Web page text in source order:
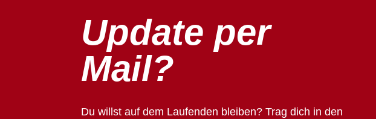
Update per
Mail?
Du willst auf dem Laufenden bleiben? Trag dich in den